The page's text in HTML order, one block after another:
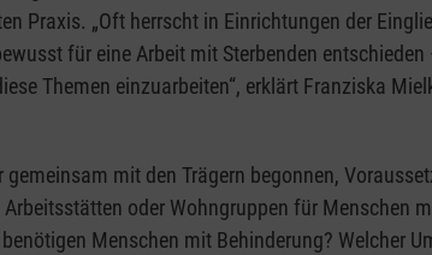
Praxis. „Oft herrscht in Einrichtungen der
für eine Arbeit mit Sterbenden
Themen einzuarbeiten“, erklärt Franziska
mit den Trägern begonnen,
oder Wohngruppen für Menschen
Menschen mit Behinderung? Welcher